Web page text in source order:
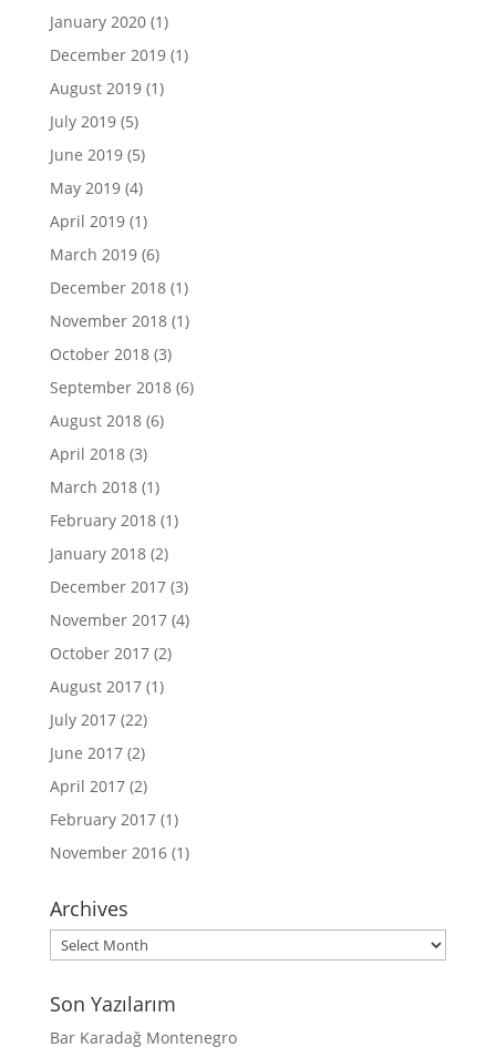
January 2020(1)
December 2019(1)
August 2019(1)
July 2019(5)
June 2019(5)
May 2019(4)
April 2019(1)
March 2019(6)
December 2018(1)
November 2018(1)
October 2018(3)
September 2018(6)
August 2018(6)
April 2018(3)
March 2018(1)
February 2018(1)
January 2018(2)
December 2017(3)
November 2017(4)
October 2017(2)
August 2017(1)
July 2017(22)
June 2017(2)
April 2017(2)
February 2017(1)
November 2016(1)
Archives
Archives
Son Yazılarım
Bar Karadağ Montenegro